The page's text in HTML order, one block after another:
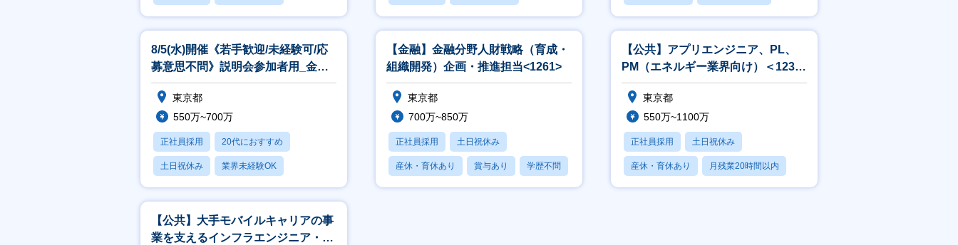
産休・育休あり 産休・育休あり 賞与あり
8/5(水)開催《若手歓迎/未経験可/応
募意思不問》説明会参加者用_金融
分野のシステムエンジニア
東京都
550万~700万
正社員採用 20代におすすめ
土日祝休み 業界未経験OK
産休・育休あり
【金融】金融分野人財戦略（育成・
組織開発）企画・推進担当<1261>
東京都
700万~850万
正社員採用 土日祝休み
産休・育休あり 賞与あり 学歴不問
【公共】アプリエンジニア、PL、
PM（エネルギー業界向け）＜1238
＞
東京都
550万~1100万
正社員採用 土日祝休み
産休・育休あり 月残業20時間以内
賞与あり
【公共】大手モバイルキャリアの事
業を支えるインフラエンジニア・イ